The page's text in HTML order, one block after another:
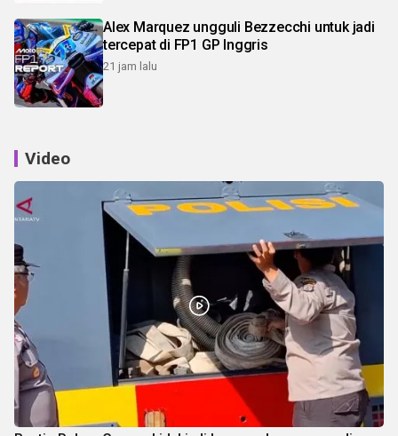
Alex Marquez ungguli Bezzecchi untuk jadi
tercepat di FP1 GP Inggris
21 jam lalu
Video